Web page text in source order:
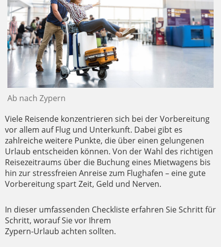
Ab nach Zypern
Viele Reisende konzentrieren sich bei der Vorbereitung
vor allem auf Flug und Unterkunft. Dabei gibt es
zahlreiche weitere Punkte, die über einen gelungenen
Urlaub entscheiden können. Von der Wahl des richtigen
Reisezeitraums über die Buchung eines Mietwagens bis
hin zur stressfreien Anreise zum Flughafen – eine gute
Vorbereitung spart Zeit, Geld und Nerven.
In dieser umfassenden Checkliste erfahren Sie Schritt für
Schritt, worauf Sie vor Ihrem
Zypern-Urlaub achten sollten.